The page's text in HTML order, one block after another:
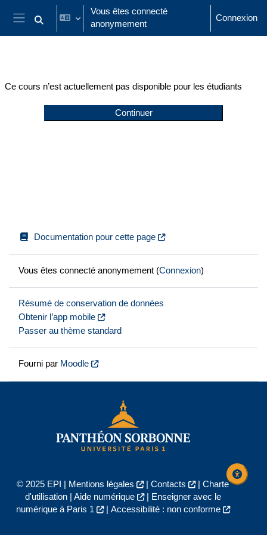
Passer au contenu principal
Panneau latéral
Activer/désactiver la saisie de recherche
Vous êtes connecté
anonymement
Connexion
Ce cours n’est actuellement pas disponible pour les étudiants
Continuer
Documentation pour cette page
Vous êtes connecté anonymement (Connexion)
Résumé de conservation de données
Obtenir l’app mobile
Passer au thème standard
Fourni par Moodle
© 2025 EPI | Mentions légales | Contacts | Charte
d'utilisation| Aide numérique |
Enseigner avec le
numérique à Paris 1
| Accessibilité : non conforme